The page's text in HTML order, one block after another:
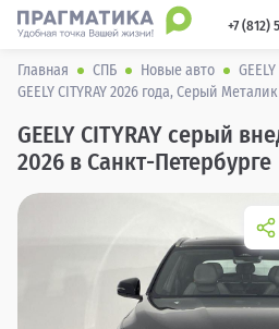
+7 (812)
Главная СПБ Новые авто GEELY
GEELY CITYRAY 2026 года, Серый Металик
GEELY CITYRAY серый
2026 в Санкт-Петербурге